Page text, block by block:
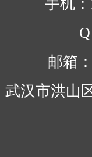
手机：
邮箱
武汉市洪山